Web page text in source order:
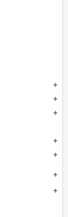
add
add
add
add
add
add
add